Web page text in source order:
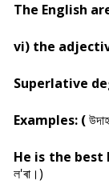
The English
vi) the
Superlative
Examples: (
He is the best
ল'ৰা।)